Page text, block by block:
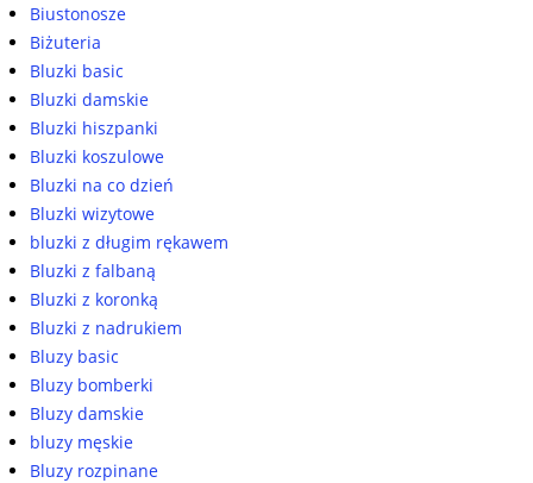
Biustonosze
Biżuteria
Bluzki basic
Bluzki damskie
Bluzki hiszpanki
Bluzki koszulowe
Bluzki na co dzień
Bluzki wizytowe
bluzki z długim rękawem
Bluzki z falbaną
Bluzki z koronką
Bluzki z nadrukiem
Bluzy basic
Bluzy bomberki
Bluzy damskie
bluzy męskie
Bluzy rozpinane